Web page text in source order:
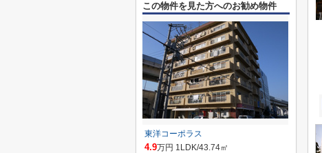
この物件を見た方へのお勧め物件
東洋コーポラス
4.9万円 1LDK/43.74㎡